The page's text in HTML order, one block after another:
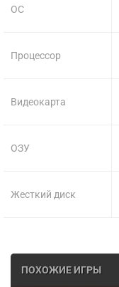
ОС
Процессор
Видеокарта
ОЗУ
Жесткий диск
ПОХОЖИЕ ИГРЫ